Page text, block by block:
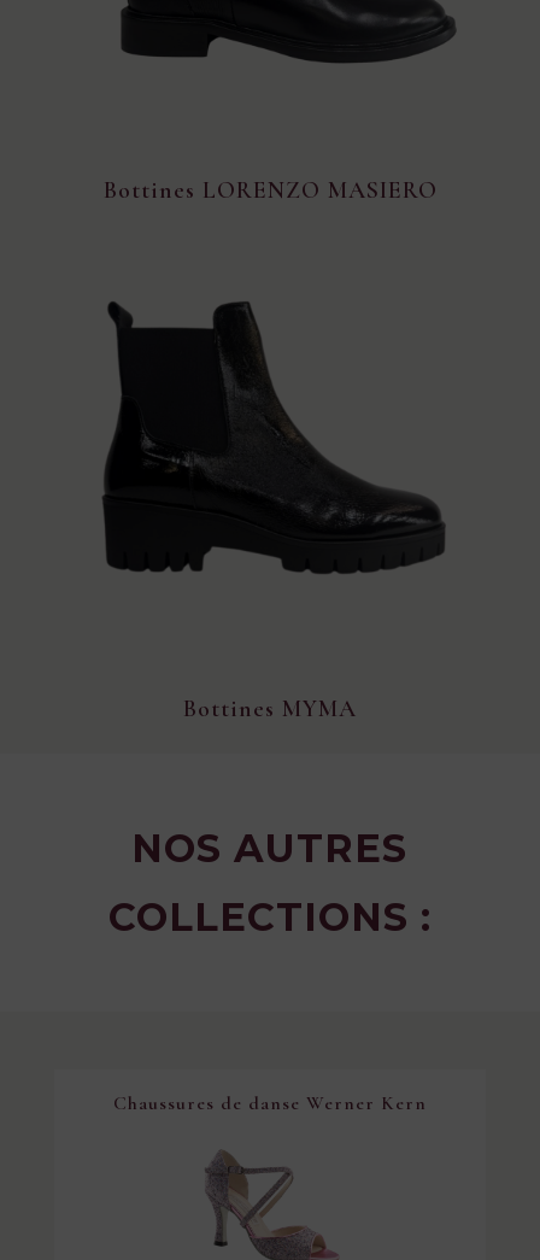
Bottines LORENZO MASIERO
Bottines MYMA
NOS AUTRES
COLLECTIONS :
Chaussures de danse Werner Kern